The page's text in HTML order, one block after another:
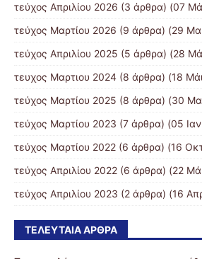
τεύχος Απριλίου 2026 (3 άρθρα) (07
τεύχος Μαρτίου 2026 (9 άρθρα) (29
τεύχος Απριλίου 2025 (5 άρθρα) (28
τευχος Μαρτιου 2024 (8 άρθρα) (18
τεύχος Μαρτίου 2025 (8 άρθρα) (30
τεύχος Μαρτίου 2023 (7 άρθρα) (05
τεύχος Μαρτίου 2022 (6 άρθρα) (16
τεύχος Απριλίου 2022 (6 άρθρα) (22
τεύχος Απριλίου 2023 (2 άρθρα) (16
ΤΕΛΕΥΤΑΊΑ ΆΡΘΡΑ